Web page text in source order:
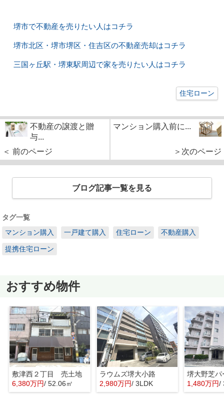
堺市で不動産を売りたい人はコチラ
堺市北区・堺市堺区・住吉区の不動産売却はコチラ
三国ヶ丘駅・堺東駅周辺で家を売りたい人はコチラ
住宅ローン
不動産の譲渡と贈
与...
＜ 前のページ
マンション購入前に...
＞次のページ
ブログ記事一覧を見る
タグ一覧
マンション購入
一戸建て購入 住宅ローン 不動産購入
提携住宅ローン
おすすめ物件
敷津西２丁目 売土地
6,380万円/ 52.06㎡
ラウムズ堺大小路
2,980万円/ 3LDK 1,480万円/